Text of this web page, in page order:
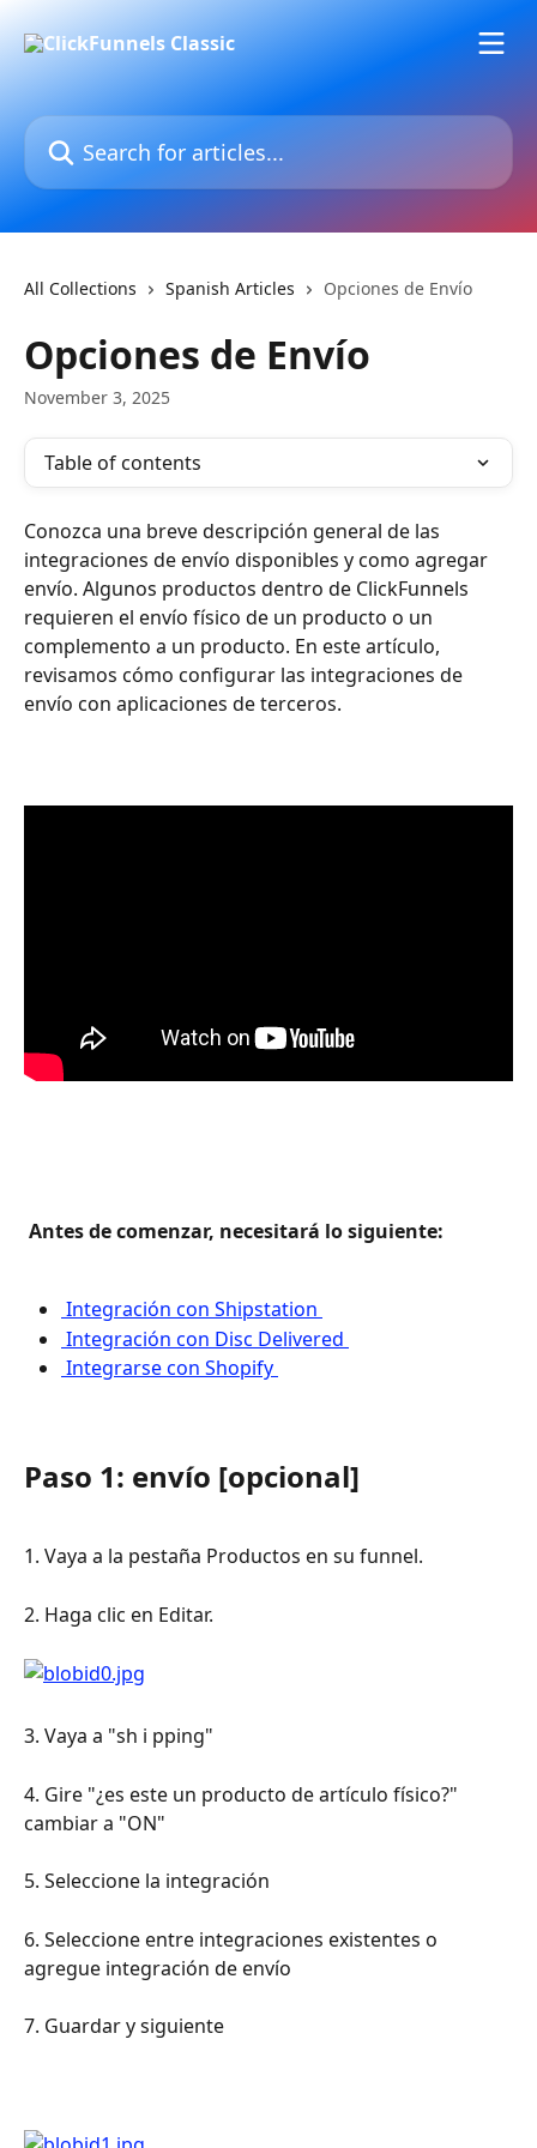
Search for articles...
All Collections Spanish Articles Opciones de Envío
Opciones de Envío
November 3, 2025
Table of contents
Conozca una breve descripción general de las
integraciones de envío disponibles y como agregar
envío. Algunos productos dentro de ClickFunnels
requieren el envío físico de un producto o un
complemento a un producto. En este artículo,
revisamos cómo configurar las integraciones de
envío con aplicaciones de terceros.
Antes de comenzar, necesitará lo siguiente:
Integración con Shipstation
Integración con Disc Delivered
Integrarse con Shopify
Paso 1: envío [opcional]
1. Vaya a la pestaña Productos en su funnel.
2. Haga clic en Editar.
3. Vaya a "sh i pping"
4. Gire "¿es este un producto de artículo físico?"
cambiar a "ON"
5. Seleccione la integración
6. Seleccione entre integraciones existentes o
agregue integración de envío
7. Guardar y siguiente